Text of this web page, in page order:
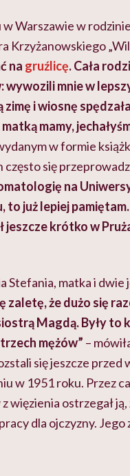
w Warszawie w
Krzyżanowskiego
na gruźlicę. Cała
wywozili mnie w
i wiosnę
mamy,
w formie
się
na
już lepiej pamiętam.
jeszcze krótko w
Stefania, matka i dwie
że dużo się
Magdą. Były
mężów” –
się jeszcze przed
w 1951 roku. Przez
ostrzegał
dla ojczyzny.